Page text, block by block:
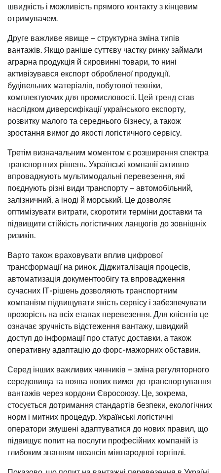
швидкість і можливість прямого контакту з кінцевим
отримувачем.
Друге важливе явище – структурна зміна типів
вантажів. Якщо раніше суттєву частку ринку займали
аграрна продукція й сировинні товари, то нині
активізувався експорт обробленої продукції,
будівельних матеріалів, побутової техніки,
комплектуючих для промисловості. Цей тренд став
наслідком диверсифікації українського експорту,
розвитку малого та середнього бізнесу, а також
зростання вимог до якості логістичного сервісу.
Третім визначальним моментом є розширення спектра
транспортних рішень. Українські компанії активно
впроваджують мультимодальні перевезення, які
поєднують різні види транспорту – автомобільний,
залізничний, а іноді й морський. Це дозволяє
оптимізувати витрати, скоротити терміни доставки та
підвищити стійкість логістичних ланцюгів до зовнішніх
ризиків.
Варто також враховувати вплив цифрової
трансформації на ринок. Діджиталізація процесів,
автоматизація документообігу та впровадження
сучасних ІТ-рішень дозволяють транспортним
компаніям підвищувати якість сервісу і забезпечувати
прозорість на всіх етапах перевезення. Для клієнтів це
означає зручність відстеження вантажу, швидкий
доступ до інформації про статус доставки, а також
оперативну адаптацію до форс-мажорних обставин.
Серед інших важливих чинників – зміна регуляторного
середовища та поява нових вимог до транспортування
вантажів через кордони Євросоюзу. Це, зокрема,
стосується дотримання стандартів безпеки, екологічних
норм і митних процедур. Українські логістичні
оператори змушені адаптуватися до нових правил, що
підвищує попит на послуги професійних компаній із
глибоким знанням нюансів міжнародної торгівлі.